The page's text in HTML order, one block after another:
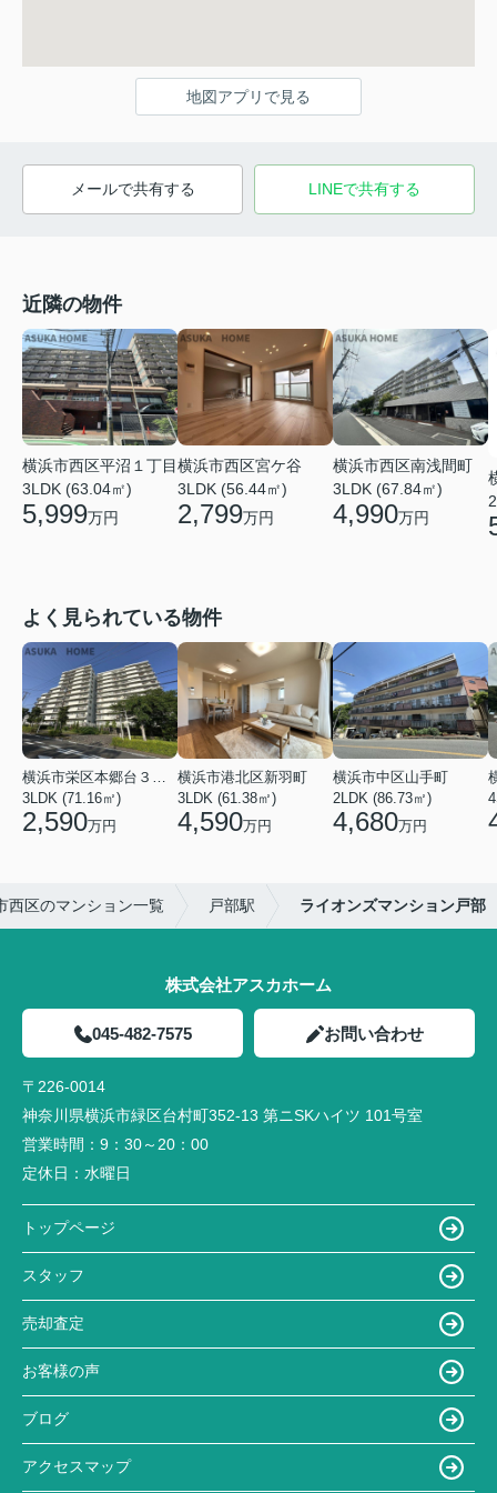
地図アプリで見る
メールで共有する LINEで共有する
近隣の物件
横浜市西区平沼１丁目
3LDK (63.04㎡)
5,999万円
横浜市西区宮ケ谷
3LDK (56.44㎡)
2,799万円
横浜市西区南浅間町
3LDK (67.84㎡)
4,990万円
よく見られている物件
3LDK (71.16㎡)
2,590万円
横浜市港北区新羽町
3LDK (61.38㎡)
4,590万円
横浜市中区山手町
2LDK (86.73㎡)
4,680万円
西区のマンション一覧 戸部駅 ライオンズマンション戸部
株式会社アスカホーム
045-482-7575 お問い合わせ
〒226-0014
神奈川県横浜市緑区台村町352-13 第ニSKハイツ 101号室
営業時間： 9：30～20：00
定休日： 水曜日
トップページ
スタッフ
売却査定
お客様の声
ブログ
アクセスマップ